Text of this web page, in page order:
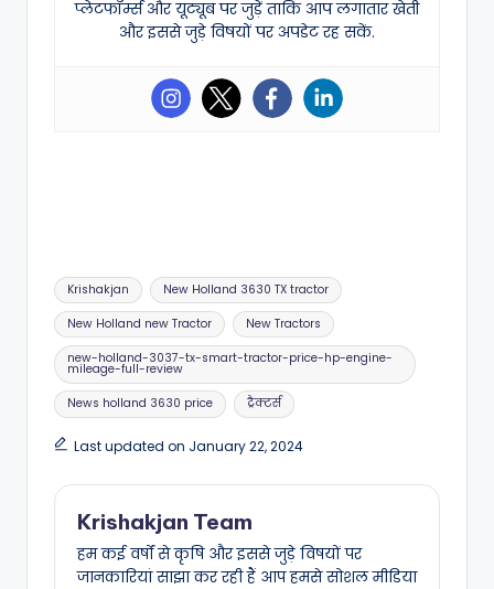
प्लेटफॉर्म्स और यूट्यूब पर जुड़ें ताकि आप लगातार खेती
और इससे जुड़े विषयों पर अपडेट रह सकें.
Tags:
Krishakjan New Holland 3630 TX tractor
New Holland new Tractor New Tractors
new-holland-3037-tx-smart-tractor-price-hp-engine-
mileage-full-review
News holland 3630 price ट्रैक्टर्स
Last updated on January 22, 2024
Krishakjan Team
हम कई वर्षों से कृषि और इससे जुड़े विषयों पर
जानकारियां साझा कर रही हैं आप हमसे सोशल मीडिया